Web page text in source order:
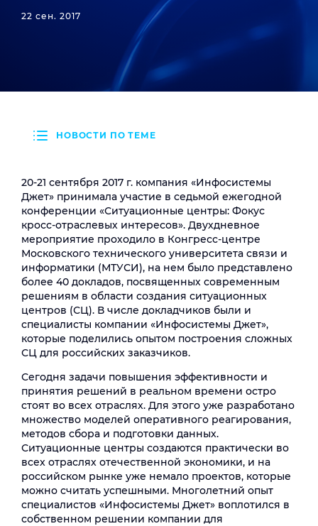
22 сен. 2017
НОВОСТИ ПО ТЕМЕ
20-21 сентября 2017 г. компания «Инфосистемы
Джет» принимала участие в седьмой ежегодной
конференции «Ситуационные центры: Фокус
кросс-отраслевых интересов». Двухдневное
мероприятие проходило в Конгресс-центре
Московского технического университета связи и
информатики (МТУСИ), на нем было представлено
более 40 докладов, посвященных современным
решениям в области создания ситуационных
центров (СЦ). В числе докладчиков были и
специалисты компании «Инфосистемы Джет»,
которые поделились опытом построения сложных
СЦ для российских заказчиков.
Сегодня задачи повышения эффективности и
принятия решений в реальном времени остро
стоят во всех отраслях. Для этого уже разработано
множество моделей оперативного реагирования,
методов сбора и подготовки данных.
Ситуационные центры создаются практически во
всех отраслях отечественной экономики, и на
российском рынке уже немало проектов, которые
можно считать успешными. Многолетний опыт
специалистов «Инфосистемы Джет» воплотился в
собственном решении компании для